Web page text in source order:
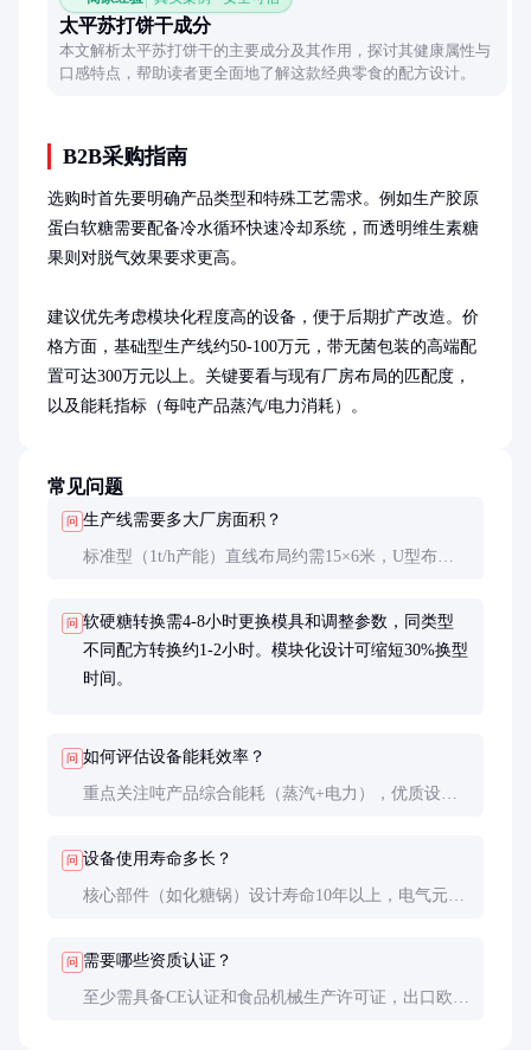
太平苏打饼干成分
本文解析太平苏打饼干的主要成分及其作用，探讨其健康属性与
口感特点，帮助读者更全面地了解这款经典零食的配方设计。
B2B采购指南
选购时首先要明确产品类型和特殊工艺需求。例如生产胶原
蛋白软糖需要配备冷水循环快速冷却系统，而透明维生素糖
果则对脱气效果要求更高。
建议优先考虑模块化程度高的设备，便于后期扩产改造。价
格方面，基础型生产线约50-100万元，带无菌包装的高端配
置可达300万元以上。关键要看与现有厂房布局的匹配度，
以及能耗指标（每吨产品蒸汽/电力消耗）。
常见问题
问 生产线需要多大厂房面积？
标准型（1t/h产能）直线布局约需15×6米，U型布局
问 软硬糖转换需4-8小时更换模具和调整参数，同类型
不同配方转换约1-2小时。模块化设计可缩短30%换型
时间。
问 如何评估设备能耗效率？
重点关注吨产品综合能耗（蒸汽+电力），优质设备
问 设备使用寿命多长？
核心部件（如化糖锅）设计寿命10年以上，电气元件
问 需要哪些资质认证？
至少需具备CE认证和食品机械生产许可证，出口欧美